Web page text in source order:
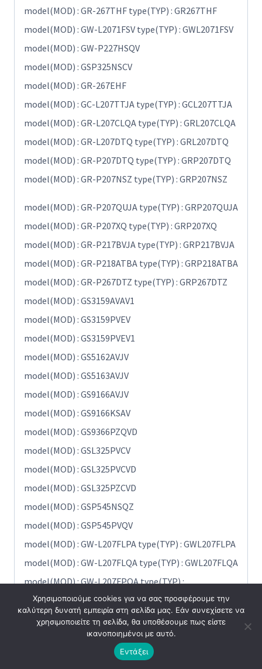
model(MOD) : GR-267THF type(TYP) : GR267THF
model(MOD) : GW-L2071FSV type(TYP) : GWL2071FSV
model(MOD) : GW-P227HSQV
model(MOD) : GSP325NSCV
model(MOD) : GR-267EHF
model(MOD) : GC-L207TTJA type(TYP) : GCL207TTJA
model(MOD) : GR-L207CLQA type(TYP) : GRL207CLQA
model(MOD) : GR-L207DTQ type(TYP) : GRL207DTQ
model(MOD) : GR-P207DTQ type(TYP) : GRP207DTQ
model(MOD) : GR-P207NSZ type(TYP) : GRP207NSZ
model(MOD) : GR-P207QUJA type(TYP) : GRP207QUJA
model(MOD) : GR-P207XQ type(TYP) : GRP207XQ
model(MOD) : GR-P217BVJA type(TYP) : GRP217BVJA
model(MOD) : GR-P218ATBA type(TYP) : GRP218ATBA
model(MOD) : GR-P267DTZ type(TYP) : GRP267DTZ
model(MOD) : GS3159AVAV1
model(MOD) : GS3159PVEV
model(MOD) : GS3159PVEV1
model(MOD) : GS5162AVJV
model(MOD) : GS5163AVJV
model(MOD) : GS9166AVJV
model(MOD) : GS9166KSAV
model(MOD) : GS9366PZQVD
model(MOD) : GSL325PVCV
model(MOD) : GSL325PVCVD
model(MOD) : GSL325PZCVD
model(MOD) : GSP545NSQZ
model(MOD) : GSP545PVQV
model(MOD) : GW-L207FLPA type(TYP) : GWL207FLPA
model(MOD) : GW-L207FLQA type(TYP) : GWL207FLQA
model(MOD) : GW-L207FPQA type(TYP) :
GWL207FPQA
model(MOD) : GW-L207FSQA type(TYP) : GWL207FSQA
model(MOD) GW L207FTQA t pe(TYP) GWL207FTQA
Χρησιμοποιούμε cookies για να σας προσφέρουμε την
καλύτερη δυνατή εμπειρία στη σελίδα μας. Εάν συνεχίσετε να
χρησιμοποιείτε τη σελίδα, θα υποθέσουμε πως είστε
ικανοποιημένοι με αυτό.
Εντάξει